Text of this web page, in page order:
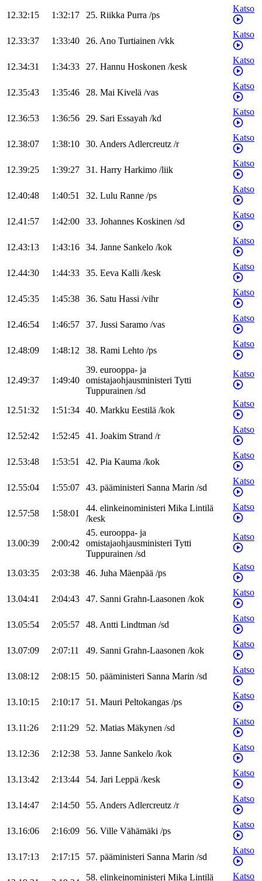
12.32:15 1:32:17 25. Riikka Purra /ps
Katso
12.33:37 1:33:40 26. Ano Turtiainen /vkk
Katso
12.34:31 1:34:33 27. Hannu Hoskonen /kesk
Katso
12.35:43 1:35:46 28. Mai Kivelä /vas
Katso
12.36:53 1:36:56 29. Sari Essayah /kd
Katso
12.38:07 1:38:10 30. AndersAdlercreutz /r
Katso
12.39:25 1:39:27 31. Harry Harkimo /liik
Katso
12.40:48 1:40:51 32. Lulu Ranne /ps
Katso
12.41:57 1:42:00 33. Johannes Koskinen /sd
Katso
12.43:13 1:43:16 34. Janne Sankelo /kok
Katso
12.44:30 1:44:33 35. Eeva Kalli /kesk
Katso
12.45:35 1:45:38 36. Satu Hassi /vihr
Katso
12.46:54 1:46:57 37. Jussi Saramo /vas
Katso
12.48:09 1:48:12 38. Rami Lehto /ps
Katso
12.49:37 1:49:40
39. eurooppa- ja
omistajaohjausministeri Tytti
Tuppurainen /sd
Katso
12.51:32 1:51:34 40. Markku Eestilä /kok
Katso
12.52:42 1:52:45 41. Joakim Strand /r
Katso
12.53:48 1:53:51 42. Pia Kauma /kok
Katso
12.55:04 1:55:07 43. pääministeri Sanna Marin /sd
Katso
12.57:58 1:58:01
44. elinkeinoministeri Mika Lintilä
/kesk
Katso
13.00:39 2:00:42
45. eurooppa- ja
omistajaohjausministeri Tytti
Tuppurainen /sd
Katso
13.03:35 2:03:38 46. Juha Mäenpää /ps
Katso
13.04:41 2:04:43 47. Sanni Grahn-Laasonen /kok
Katso
13.05:54 2:05:57 48. Antti Lindtman /sd
Katso
13.07:09 2:07:11 49. Sanni Grahn-Laasonen /kok
Katso
13.08:12 2:08:15 50. pääministeri Sanna Marin /sd
Katso
13.10:15 2:10:17 51. Mauri Peltokangas /ps
Katso
13.11:26 2:11:29 52. Matias Mäkynen /sd
Katso
13.12:36 2:12:38 53. Janne Sankelo /kok
Katso
13.13:42 2:13:44 54. Jari Leppä /kesk
Katso
13.14:47 2:14:50 55. AndersAdlercreutz /r
Katso
13.16:06 2:16:09 56. Ville Vähämäki /ps
Katso
13.17:13 2:17:15 57. pääministeri Sanna Marin /sd
Katso
58. elinkeinoministeri Mika Lintilä Katso